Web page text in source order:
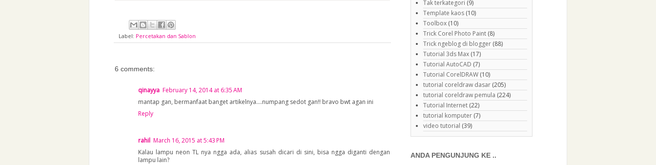
Label: Percetakan dan Sablon
6 comments:
qinayya February 14, 2014 at 6:35 AM
mantap gan, bermanfaat banget artikelnya....numpang sedot gan!! bravo bwt agan ini
Reply
rahil March 16, 2015 at 5:43 PM
Kalau lampu neon TL nya ngga ada, alias susah dicari di sini, bisa ngga diganti dengan
lampu lain?
Tak terkategori (9)
Template kaos (10)
Toolbox (10)
Trick Corel Photo Paint (8)
Trick ngeblog di blogger (88)
Tutorial 3ds Max (17)
Tutorial AutoCAD (7)
Tutorial CorelDRAW (10)
tutorial coreldraw dasar (205)
tutorial coreldraw pemula (224)
Tutorial Internet (22)
tutorial komputer (7)
video tutorial (39)
ANDA PENGUNJUNG KE ..